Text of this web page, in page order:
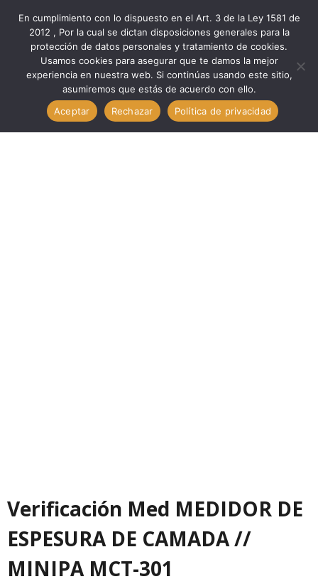
Marcas
Minipa
Verificación Med MEDIDOR DE ESPESURA DE CAMADA //
MINIPA MCT-301
Verificación Med MEDIDOR DE
ESPESURA DE CAMADA //
MINIPA MCT-301
En cumplimiento con lo dispuesto en el Art. 3 de la Ley 1581 de
2012 , Por la cual se dictan disposiciones generales para la
protección de datos personales y tratamiento de cookies.
Usamos cookies para asegurar que te damos la mejor
experiencia en nuestra web. Si continúas usando este sitio,
asumiremos que estás de acuerdo con ello.
Aceptar
Rechazar Política de privacidad